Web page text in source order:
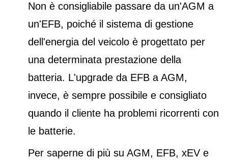
Non è consigliabile passare da un'AGM a
un'EFB, poiché il sistema di gestione
dell'energia del veicolo è progettato per
una determinata prestazione della
batteria. L'upgrade da EFB a AGM,
invece, è sempre possibile e consigliato
quando il cliente ha problemi ricorrenti con
le batterie.
Per saperne di più su AGM, EFB, xEV e